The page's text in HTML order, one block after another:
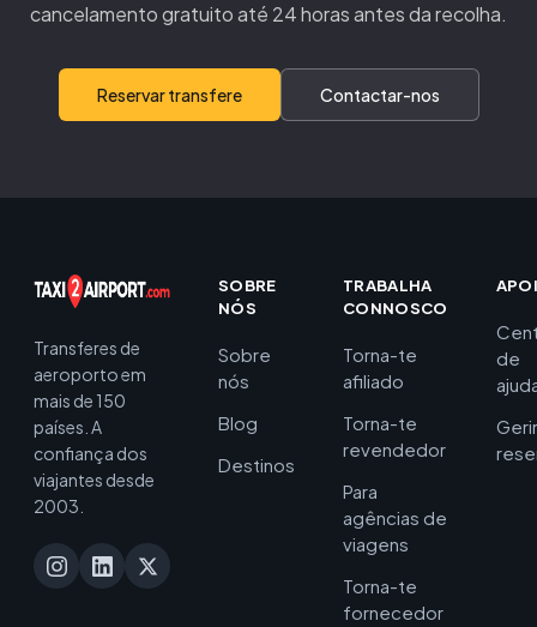
cancelamento gratuito até 24 horas antes da recolha.
Reservar transfere Contactar-nos
Transferes de
aeroporto em
mais de 150
países. A
confiança dos
viajantes desde
2003.
SOBRE
NÓS
Sobre
nós
Blog
Destinos
TRABALHA
CONNOSCO
Torna-te
afiliado
Torna-te
revendedor
Para
agências de
viagens
Torna-te
fornecedor
de
Gerir